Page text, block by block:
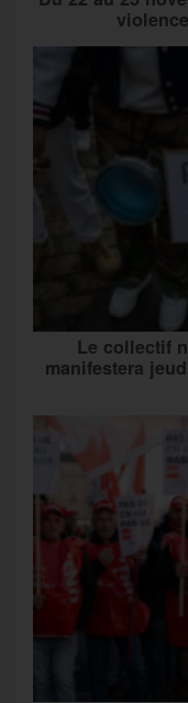
Le collectif
manifestera